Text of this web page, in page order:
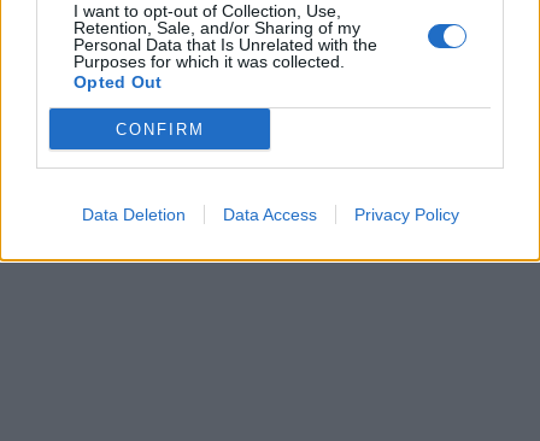
I want to opt-out of Collection, Use,
Retention, Sale, and/or Sharing of my
Personal Data that Is Unrelated with the
Purposes for which it was collected.
Opted Out
CONFIRM
Data Deletion Data Access Privacy Policy